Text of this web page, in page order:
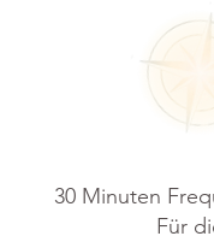
30 Minuten
Für